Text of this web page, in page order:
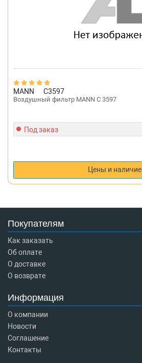
MANN C3597
Воздушный фильтр MANN C 3597
Под заказ
Цены и наличие
Покупателям
Как заказать
Об оплате
О доставке
О возврате
Информация
О компании
Новости
Соглашение
Контакты